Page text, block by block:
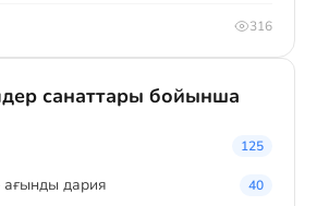
316
санаттары бойынша
125
дария 40